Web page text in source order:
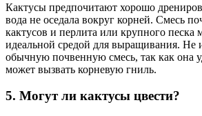
Кактусы предпочитают хорошо
вода не оседала вокруг корней. Смесь
кактусов и перлита или крупного песка
идеальной средой для выращивания. Не
обычную почвенную смесь, так как она
может вызвать корневую гниль.
5. Могут ли кактусы цвести?